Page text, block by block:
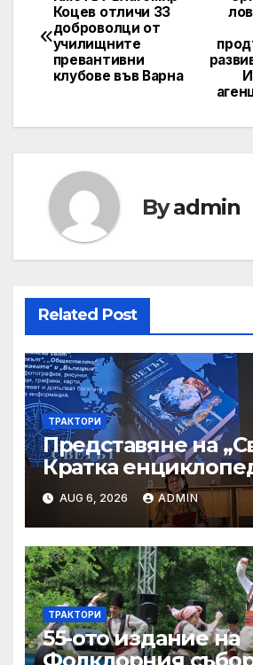
navigation
Коцев отличи 33
доброволци от
училищните
превантивни
клубове във Варна
Byadmin
Related Post
ТРАКТОРИ
Представяне на
Кратка
AUG 6, 2026 ADMIN
ТРАКТОРИ
55-ото издание на